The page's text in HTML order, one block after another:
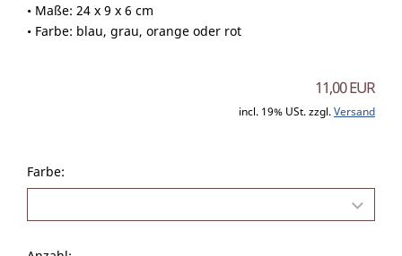
• Maße: 24 x 9 x 6 cm
• Farbe: blau, grau, orange oder rot
11,00 EUR
incl. 19% USt. zzgl. Versand
Farbe: